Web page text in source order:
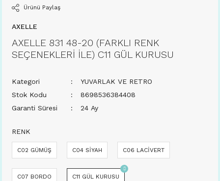
Ürünü Paylaş
AXELLE
AXELLE 831 48-20 (FARKLI RENK
SEÇENEKLERİ İLE) C11 GÜL KURUSU
Kategori
YUVARLAK VE RETRO
Stok Kodu
8698536384408
Garanti Süresi
24 Ay
RENK
C02 GÜMÜŞ C04 SİYAH C06 LACİVERT
C07 BORDO C11 GÜL KURUSU